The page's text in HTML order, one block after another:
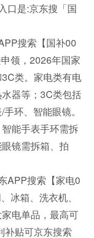
口是:京东搜「国
搜索【国补00
领，2026年国家
类。家电类有电
器等；3C类包括
环、智能眼镜。
能手表手环需拆
镜需拆箱、拍
APP搜索【家电0
冰箱、洗衣机、
电单品，最高可
补贴可京东搜索